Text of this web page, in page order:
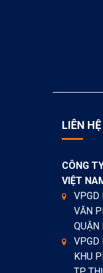
LIÊN HỆ
CÔNG
VIỆT
VPGD
VĂN
QUẬN
VPGD
KHU